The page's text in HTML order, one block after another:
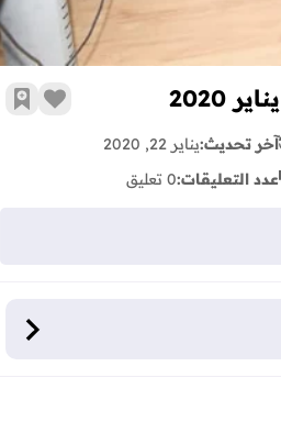
زر
آخر تحديث:يناير 22, 2020
عدد التعليقات:0 تعليق